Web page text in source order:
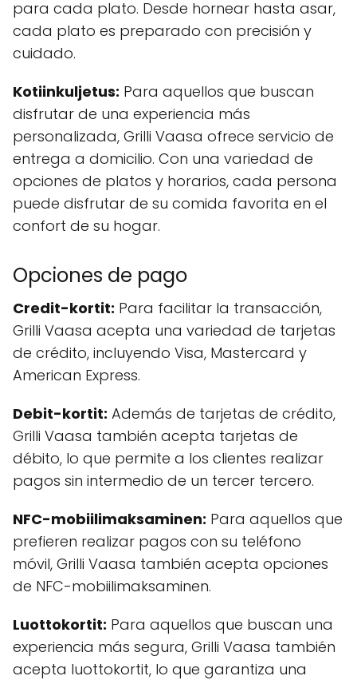
para cada plato. Desde hornear hasta asar,
cada plato es preparado con precisión y
cuidado.
Kotiinkuljetus: Para aquellos que buscan
disfrutar de una experiencia más
personalizada, Grilli Vaasa ofrece servicio de
entrega a domicilio. Con una variedad de
opciones de platos y horarios, cada persona
puede disfrutar de su comida favorita en el
confort de su hogar.
Opciones de pago
Credit-kortit: Para facilitar la transacción,
Grilli Vaasa acepta una variedad de tarjetas
de crédito, incluyendo Visa, Mastercard y
American Express.
Debit-kortit: Además de tarjetas de crédito,
Grilli Vaasa también acepta tarjetas de
débito, lo que permite a los clientes realizar
pagos sin intermedio de un tercer tercero.
NFC-mobiilimaksaminen: Para aquellos que
prefieren realizar pagos con su teléfono
móvil, Grilli Vaasa también acepta opciones
de NFC-mobiilimaksaminen.
Luottokortit: Para aquellos que buscan una
experiencia más segura, Grilli Vaasa también
acepta luottokortit, lo que garantiza una